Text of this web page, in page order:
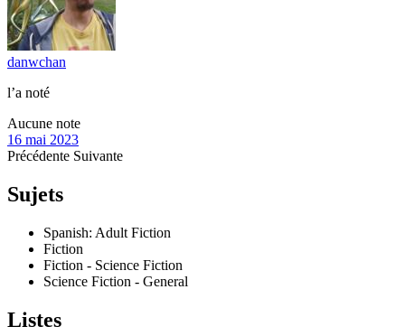
danwchan
l’a noté
Aucune note
16 mai 2023
Précédente Suivante
Sujets
Spanish: Adult Fiction
Fiction
Fiction - Science Fiction
Science Fiction - General
Listes